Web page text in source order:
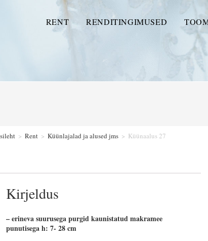
RENT RENDITINGIMUSED
> Rent > Küünlajalad ja alused jms > Küünaalus 27
Kirjeldus
– erineva suurusega purgid kaunistatud makramee
punutisega h: 7- 28 cm